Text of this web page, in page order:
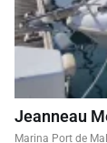
Jeanneau
Marina Port de